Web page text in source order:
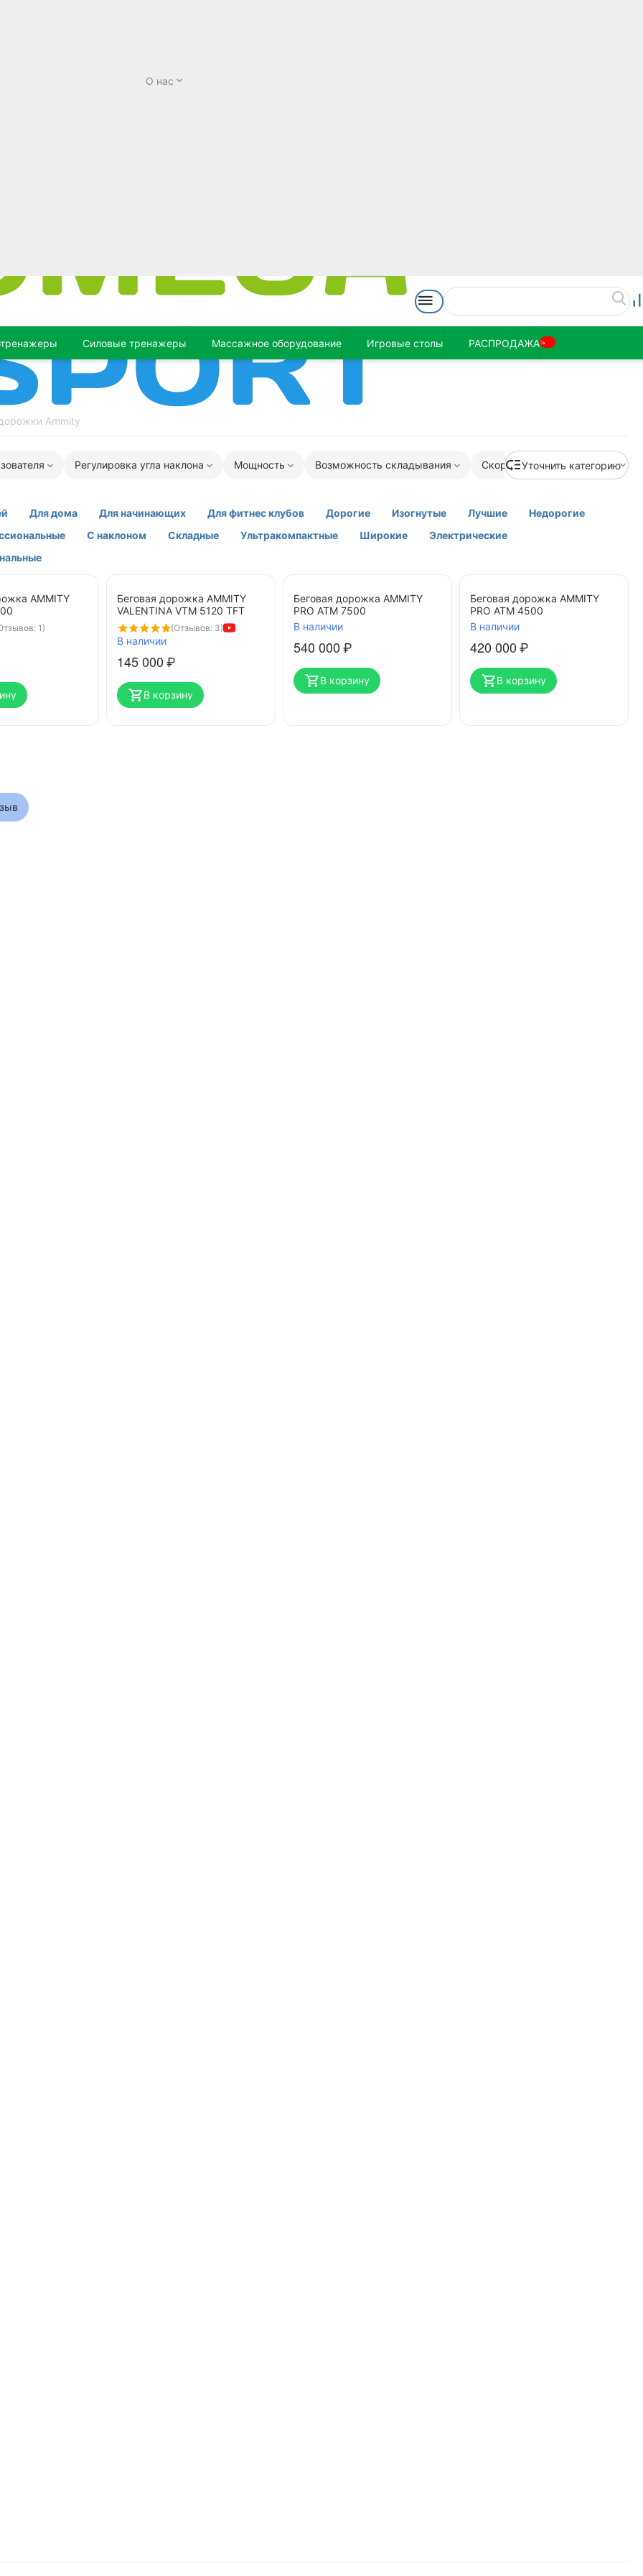
О нас
Силовые тренажеры Массажное оборудование Игровые столы РАСПРОДАЖА%
Ammity
Регулировка угла наклона Мощность Возможность складывания Cкорость Длина бегового
Уточнить категорию
Для дома Для начинающих Для фитнес клубов Дорогие Изогнутые Лучшие
Недорогие
С наклоном Складные Ультракомпактные Широкие
Электрические
AMMITY
1)
Беговая дорожка AMMITY
VALENTINA VTM 5120 TFT
(Отзывов: 3)
В наличии
145 000₽
В корзину
Беговая дорожка AMMITY
PRO ATM 7500
В наличии
540 000₽
В корзину
Беговая дорожка AMMITY
PRO ATM 4500
В наличии
420 000₽
В корзину